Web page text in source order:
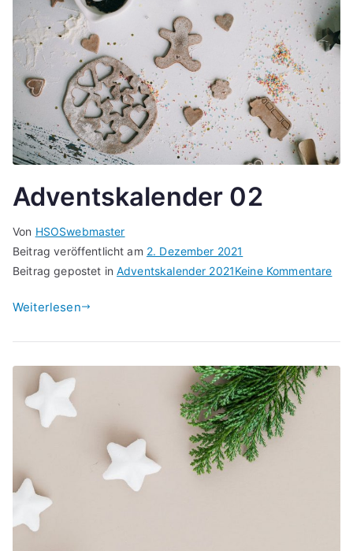
Adventskalender 02
Von HSOSwebmaster
Beitrag veröffentlicht am 2. Dezember 2021
Beitrag gepostet inAdventskalender 2021Keine Kommentarezu
Weiterlesen